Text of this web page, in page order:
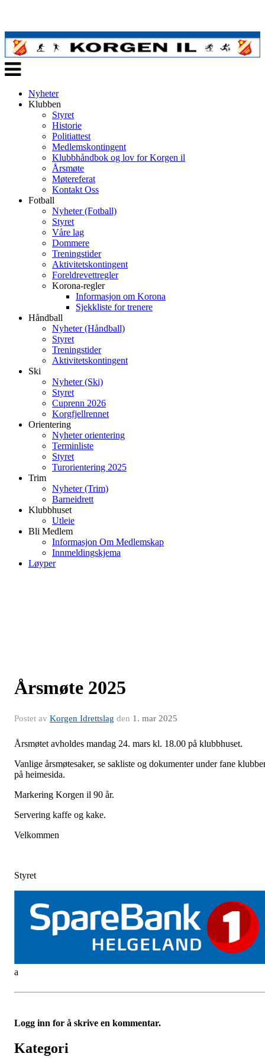
Veksle
navigasjon
Nyheter
Klubben
Styret
Historie
Politiattest
Medlemskontingent
Klubbhåndbok og lov for Korgen il
Årsmøte
Møtereferat
Kontakt Oss
Fotball
Nyheter (Fotball)
Styret
Våre lag
Dommere
Treningstider
Aktivitetskontingent
Foreldrevettregler
Korona-regler
Informasjon om Korona
Sjekkliste for trenere
Håndball
Nyheter (Håndball)
Styret
Treningstider
Aktivitetskontingent
Ski
Nyheter (Ski)
Styret
Cuprenn 2026
Korgfjellrennet
Orientering
Nyheter orientering
Terminliste
Styret
Turorientering 2025
Trim
Nyheter (Trim)
Barneidrett
Klubbhuset
Utleie
Bli Medlem
Informasjon Om Medlemskap
Innmeldingskjema
Løyper
Årsmøte 2025
Postet av Korgen Idrettslag den 1. mar 2025
Årsmøtet avholdes mandag 24. mars kl. 18.00 på klubbhuset.
Vanlige årsmøtesaker, se sakliste og dokumenter under fane
på heimesida.
Markering Korgen il 90 år.
Servering kaffe og kake.
Velkommen
Styret
a
Logg inn for å skrive en kommentar.
Kategori